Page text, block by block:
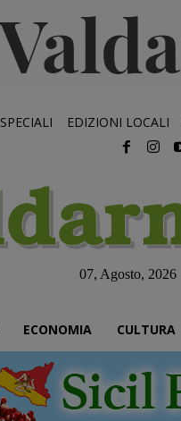
SPECIALI EDIZIONI LOCALI
07, Agosto, 2026
ECONOMIA CULTURA